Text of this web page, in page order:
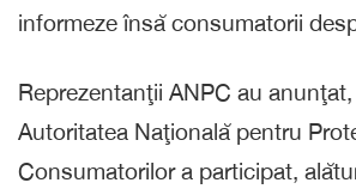
informeze însă consumatorii
Reprezentanţii ANPC au
Autoritatea Naţională pentru
Consumatorilor a participat,